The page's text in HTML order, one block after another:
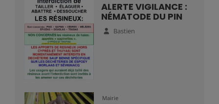
ALERTE VIGILANCE :
NÉMATODE DU PIN
Bastien
Mairie